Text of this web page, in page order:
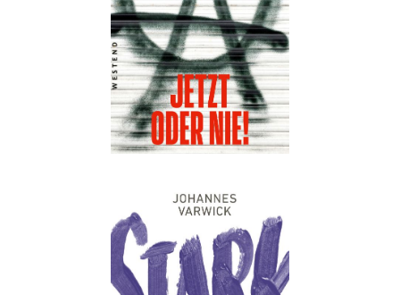
Details
Buch: 20,00 €
eBook: 16,99 €